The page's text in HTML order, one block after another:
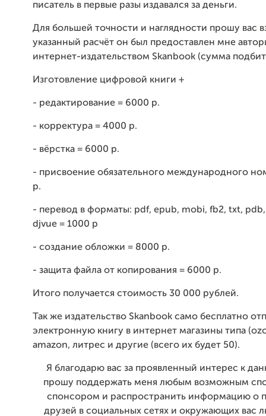
писатель в первые разы издавался за деньги.
Для большей точности и наглядности прошу вас
указанный расчёт он был предоставлен мне
интернет-издательством Skanbook (сумма
Изготовление цифровой книги +
- редактирование = 6000 р.
- корректура = 4000 р.
- вёрстка = 6000 р.
- присвоение обязательного международного
р.
- перевод в форматы: pdf, epub, mobi, fb2, txt,
djvue = 1000 р
- создание обложки = 8000 р.
- защита файла от копирования = 6000 р.
Итого получается стоимость 30 000 рублей.
Так же издательство Skanbook само бесплатно
электронную книгу в интернет магазины типа
amazon, литрес и другие (всего их будет 50).
Я благодарю вас за проявленный интерес к
прошу поддержать меня любым возможным
спонсором и распространить информацию о
друзей в социальных сетях и окружающих вас